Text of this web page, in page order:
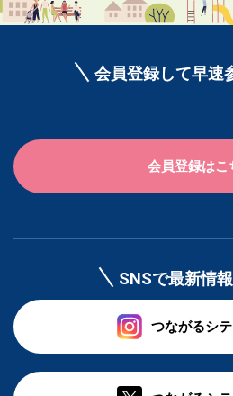
会員登録して早速
会員登録はこ
SNSで最新情
つながるシ